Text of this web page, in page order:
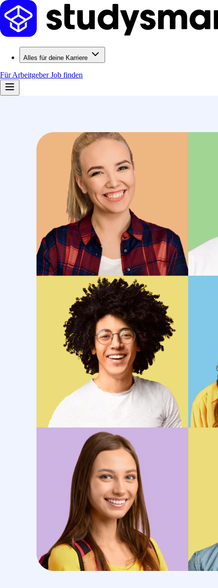
Alles für deine Karriere
Für ArbeitgeberJob finden